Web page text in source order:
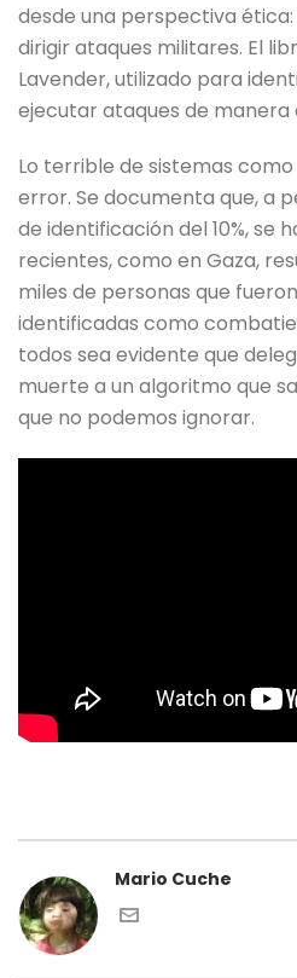
desde una perspectiva ética:
dirigir ataques militares. El
Lavender, utilizado para
ejecutar ataques de manera
Lo terrible de sistemas
error. Se documenta que, a
de identificación del 10%, se
recientes, como en Gaza,
miles de personas que
identificadas como
todos sea evidente que
muerte a un algoritmo que
que no podemos ignorar.
Mario Cuche